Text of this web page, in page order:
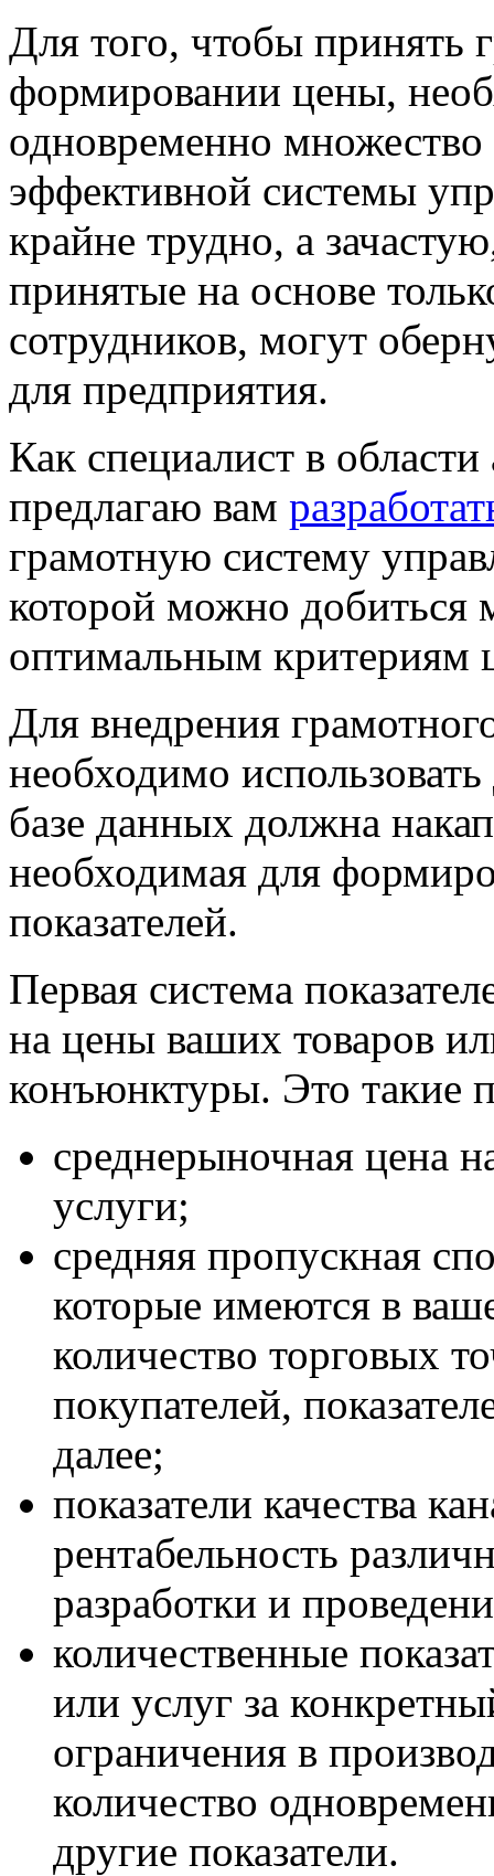
Для того, чтобы принять
формировании цены,
одновременно множество
эффективной системы
крайне трудно, а
принятые на основе
сотрудников, могут
для предприятия.
Как специалист в
предлагаю вам
грамотную систему
которой можно добиться
оптимальным критериям
Для внедрения
необходимо
базе данных должна
необходимая для
показателей.
Первая система
на цены ваших товаров
конъюнктуры. Это такие
среднерыночная цена
услуги;
средняя пропускная
которые имеются в
количество торговых
покупателей,
далее;
показатели качества
рентабельность
разработки и
количественные
или услуг за
ограничения в
количество
другие показатели.